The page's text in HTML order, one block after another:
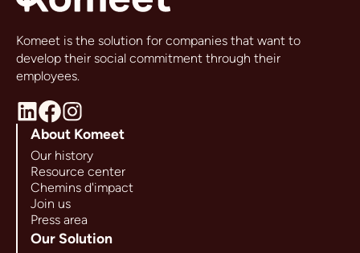
Komeet is the solution for companies that want to
develop their social commitment through their
employees.
About Komeet
Our history
Resource center
Chemins d'impact
Join us
Press area
Our Solution